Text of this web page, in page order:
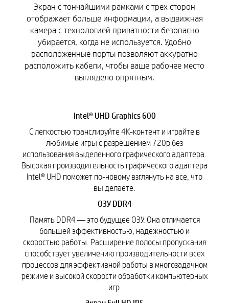
Экран с тончайшими рамками с трех сторон
отображает больше информации, а выдвижная
камера с технологией приватности безопасно
убирается, когда не используется. Удобно
расположенные порты позволяют аккуратно
расположить кабели, чтобы ваше рабочее место
выглядело опрятным.
Intel® UHD Graphics 600
С легкостью транслируйте 4K-контент и играйте в
любимые игры с разрешением 720p без
использования выделенного графического адаптера.
Высокая производительность графического адаптера
Intel® UHD поможет по-новому взглянуть на все, что
вы делаете.
ОЗУ DDR4
Память DDR4 — это будущее ОЗУ. Она отличается
большей эффективностью, надежностью и
скоростью работы. Расширение полосы пропускания
способствует увеличению производительности всех
процессов для эффективной работы в многозадачном
режиме и высокой скорости обработки компьютерных
игр.